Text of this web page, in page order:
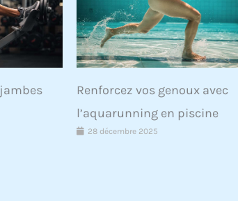
Renforcez vos genoux avec
l’aquarunning en piscine
28 décembre 2025